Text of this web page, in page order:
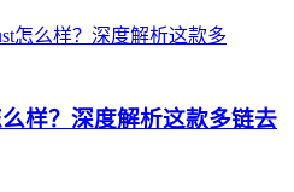
样？深度解析这款多链去